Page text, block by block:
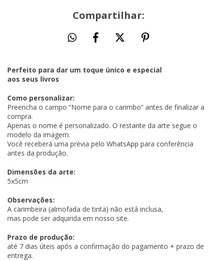
Compartilhar:
Perfeito para dar um toque único e especial
aos seus livros
Como personalizar:
Preencha o campo “Nome para o carimbo” antes de finalizar a
compra.
Apenas o nome é personalizado. O restante da arte segue o
modelo da imagem.
Você receberá uma prévia pelo WhatsApp para conferência
antes da produção.
Dimensões da arte:
5x5cm
Observações:
A carimbeira (almofada de tinta) não está inclusa,
mas pode ser adquirida em nosso site.
Prazo de produção:
até 7 dias úteis após a confirmação do pagamento + prazo de
entrega.